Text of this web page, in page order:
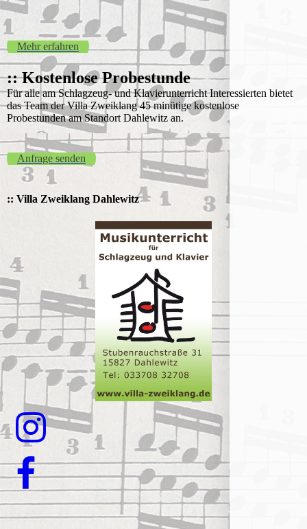
Mehr erfahren
:: Kostenlose Probestunde
Für alle am Schlagzeug- und Klavierunterricht Interessierten bietet
das Team der Villa Zweiklang 45 minütige kostenlose
Probestunden am Standort Dahlewitz an.
Anfrage senden
:: Villa Zweiklang Dahlewitz